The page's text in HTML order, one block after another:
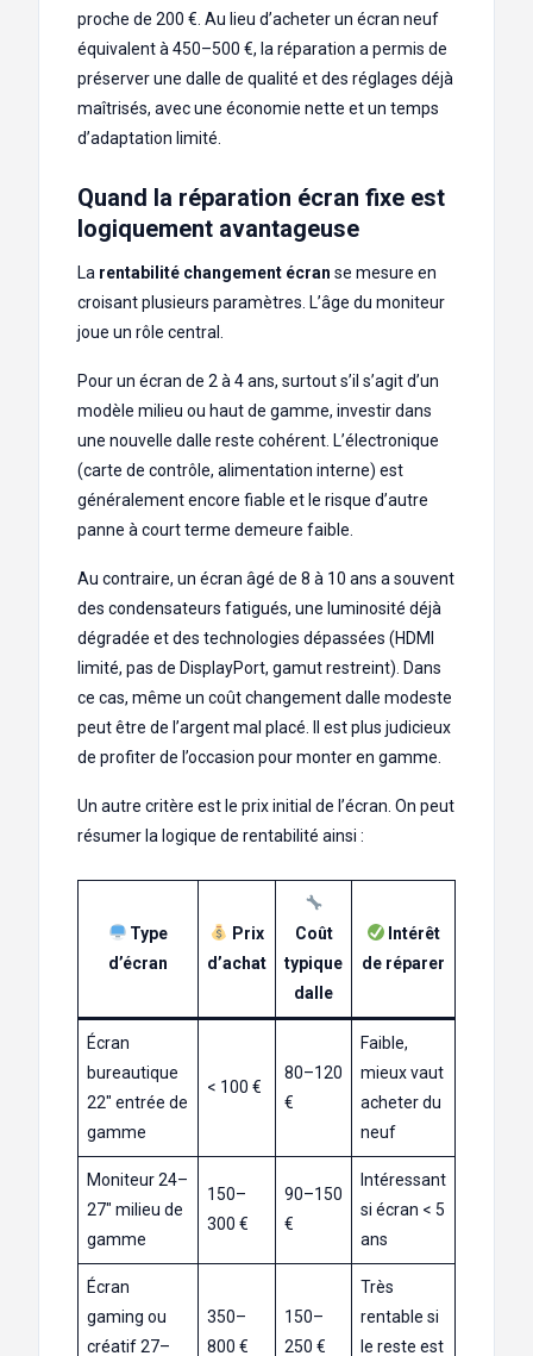
proche de 200 €. Au lieu d’acheter un écran neuf
équivalent à 450–500 €, la réparation a permis de
préserver une dalle de qualité et des réglages déjà
maîtrisés, avec une économie nette et un temps
d’adaptation limité.
Quand la réparation écran fixe est
logiquement avantageuse
La rentabilité changement écran se mesure en
croisant plusieurs paramètres. L’âge du moniteur
joue un rôle central.
Pour un écran de 2 à 4 ans, surtout s’il s’agit d’un
modèle milieu ou haut de gamme, investir dans
une nouvelle dalle reste cohérent. L’électronique
(carte de contrôle, alimentation interne) est
généralement encore fiable et le risque d’autre
panne à court terme demeure faible.
Au contraire, un écran âgé de 8 à 10 ans a souvent
des condensateurs fatigués, une luminosité déjà
dégradée et des technologies dépassées (HDMI
limité, pas de DisplayPort, gamut restreint). Dans
ce cas, même un coût changement dalle modeste
peut être de l’argent mal placé. Il est plus judicieux
de profiter de l’occasion pour monter en gamme.
Un autre critère est le prix initial de l’écran. On peut
résumer la logique de rentabilité ainsi :
Type
d’écran
Prix
d’achat
Coût
typique
dalle
Intérêt
de réparer
Écran
bureautique
22″ entrée de
gamme
< 100 €
80–120
€
Faible,
mieux vaut
acheter du
neuf
Moniteur 24–
27″ milieu de
gamme
150–
300 €
90–150
€
Intéressant
si écran < 5
ans
Écran
gaming ou
créatif 27–
350–
800 €
150–
250 €
Très
rentable si
le reste est